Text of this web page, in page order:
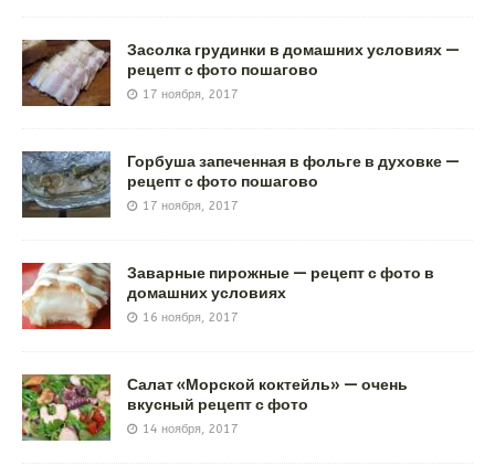
Засолка грудинки в домашних условиях —
рецепт с фото пошагово
17 ноября, 2017
Горбуша запеченная в фольге в духовке —
рецепт с фото пошагово
17 ноября, 2017
Заварные пирожные — рецепт с фото в
домашних условиях
16 ноября, 2017
Салат «Морской коктейль» — очень
вкусный рецепт с фото
14 ноября, 2017